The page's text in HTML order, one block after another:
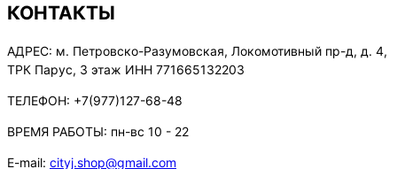
КОНТАКТЫ
АДРЕС: м. Петровско-Разумовская, Локомотивный пр-д, д. 4,
ТРК Парус, 3 этаж ИНН 771665132203
ТЕЛЕФОН: +7(977)127-68-48
ВРЕМЯ РАБОТЫ: пн-вс 10 - 22
E-mail: cityj.shop@gmail.com